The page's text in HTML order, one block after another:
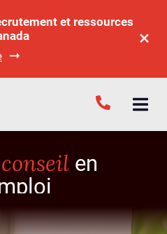
et ressources
en